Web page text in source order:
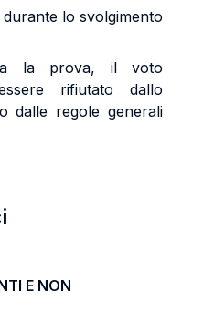
lo svolgimento
la prova, il voto
rifiutato dallo
dalle regole generali
E NON